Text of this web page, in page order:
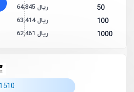
50 64,845 ریال
100 63,414 ریال
1000 62,461 ریال